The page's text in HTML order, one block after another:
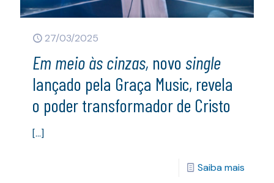
27/03/2025
Em meio às cinzas, novo single
lançado pela Graça Music, revela
o poder transformador de Cristo
[…]
Saiba mais